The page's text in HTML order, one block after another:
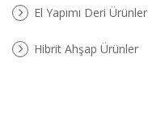
El Yapımı Deri Ürünler
Hibrit Ahşap Ürünler